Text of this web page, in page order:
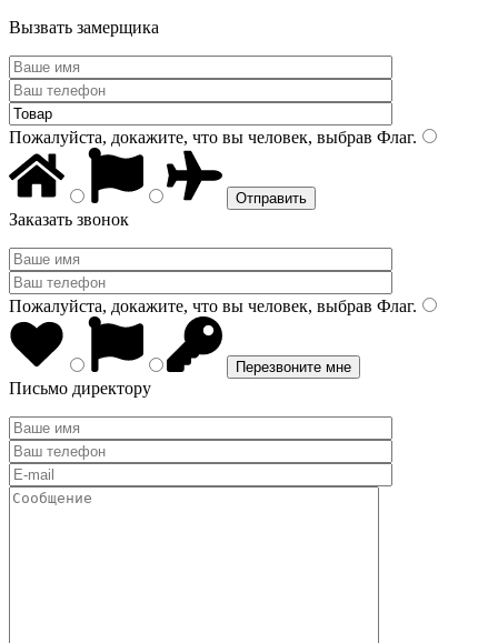
Вызвать замерщика
Пожалуйста, докажите, что вы человек, выбрав Флаг.
Заказать звонок
Пожалуйста, докажите, что вы человек, выбрав Флаг.
Письмо директору